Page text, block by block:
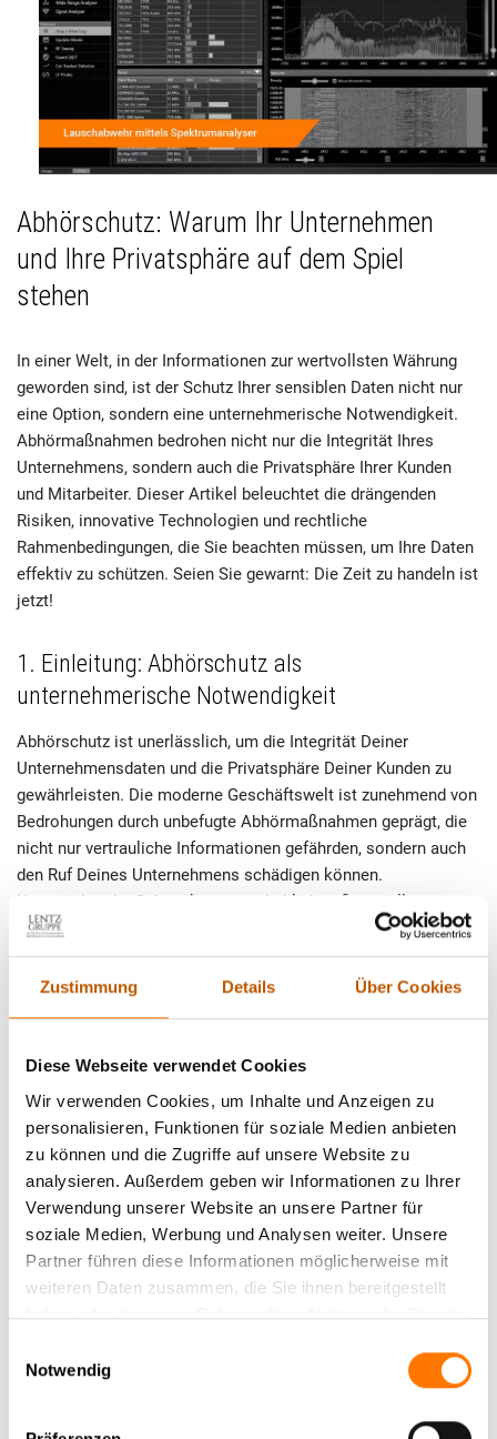
Zustimmung Details Über Cookies
Diese Webseite verwendet Cookies
Wir verwenden Cookies, um Inhalte und Anzeigen zu
personalisieren, Funktionen für soziale Medien anbieten
zu können und die Zugriffe auf unsere Website zu
analysieren. Außerdem geben wir Informationen zu Ihrer
Verwendung unserer Website an unsere Partner für
soziale Medien, Werbung und Analysen weiter. Unsere
Partner führen diese Informationen möglicherweise mit
weiteren Daten zusammen, die Sie ihnen bereitgestellt
haben oder die sie im Rahmen Ihrer Nutzung der Dienste
Notwendig
Abhörschutz: Warum Ihr Unternehmen
und Ihre Privatsphäre auf dem Spiel
stehen
In einer Welt, in der Informationen zur wertvollsten Währung
geworden sind, ist der Schutz Ihrer sensiblen Daten nicht nur
eine Option, sondern eine unternehmerische Notwendigkeit.
Abhörmaßnahmen bedrohen nicht nur die Integrität Ihres
Unternehmens, sondern auch die Privatsphäre Ihrer Kunden
und Mitarbeiter. Dieser Artikel beleuchtet die drängenden
Risiken, innovative Technologien und rechtliche
Rahmenbedingungen, die Sie beachten müssen, um Ihre Daten
effektiv zu schützen. Seien Sie gewarnt: Die Zeit zu handeln ist
jetzt!
1. Einleitung: Abhörschutz als
unternehmerische Notwendigkeit
Abhörschutz ist unerlässlich, um die Integrität Deiner
Unternehmensdaten und die Privatsphäre Deiner Kunden zu
gewährleisten. Die moderne Geschäftswelt ist zunehmend von
Bedrohungen durch unbefugte Abhörmaßnahmen geprägt, die
nicht nur vertrauliche Informationen gefährden, sondern auch
den Ruf Deines Unternehmens schädigen können.
Unzureichender Schutz kann zu erheblichen finanziellen
Verlusten führen und das Vertrauen in Deine Marke
untergraben. Unternehmen müssen sich der Tatsache bewusst
sein, dass ihre sensiblen Gespräche und Daten ein attraktives
spezielle Abhörschutzgeräte sind daher unabdingbar, um
Technologien allein reicht nicht aus. Es ist ebenso wichtig,
rechtliche Rahmenbedingungen zu beachten und geschultes
Personal im Umgang mit Sicherheitsmaßnahmen zu haben.
Nur eine umfassende Strategie, die sowohl technische als
auch menschliche Faktoren berücksichtigt, kann wirksam vor
den drohenden Gefahren schützen und die
Unternehmenssicherheit erheblich steigern.
Risiken für Unternehmen und Privatsphäre